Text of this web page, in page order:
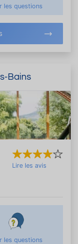
les questions
Bains
Lire les avis
les questions